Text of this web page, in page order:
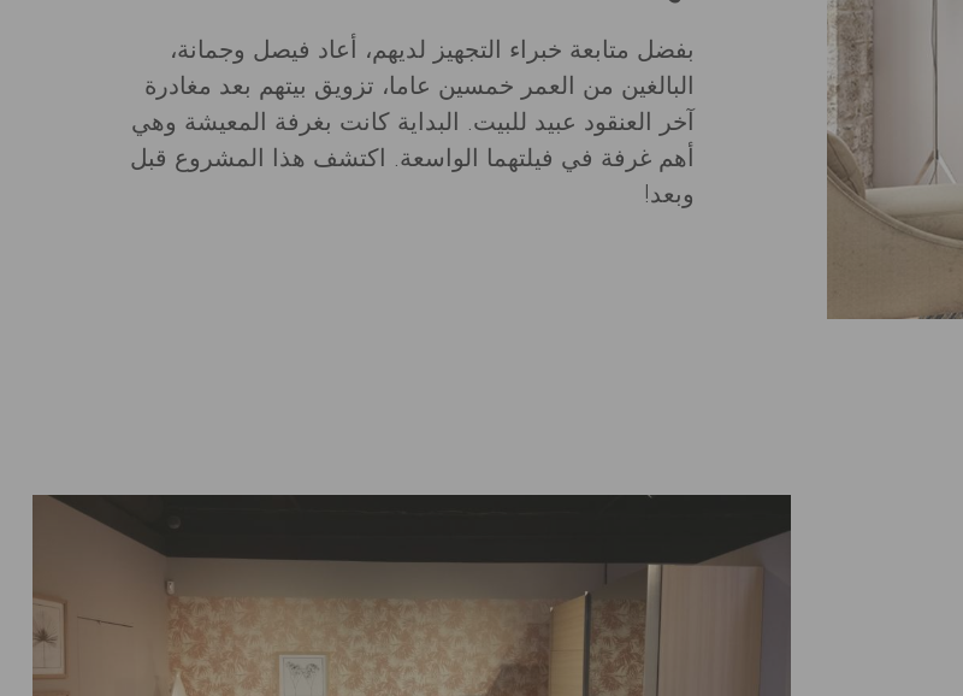
بفضل متابعة خبراء التجهيز لديهم، أعاد فيصل وجمانة،
البالغين من العمر خمسين عاما، تزويق بيتهم بعد مغادرة
آخر العنقود عبيد للبيت. البداية كانت بغرفة المعيشة وهي
أهم غرفة في فيلتهما الواسعة. اكتشف هذا المشروع قبل
وبعد!